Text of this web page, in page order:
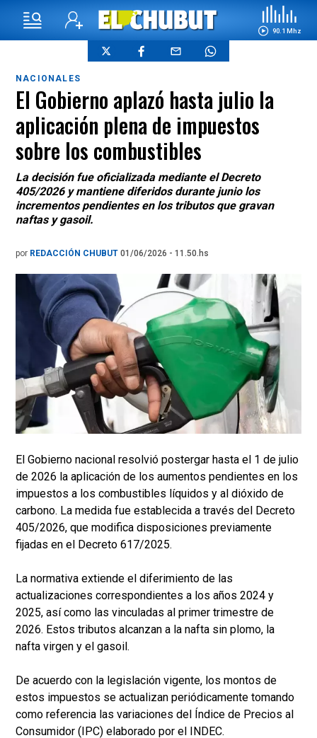
90.1 Mhz
NACIONALES
El Gobierno aplazó hasta julio la
aplicación plena de impuestos
sobre los combustibles
La decisión fue oficializada mediante el Decreto
405/2026 y mantiene diferidos durante junio los
incrementos pendientes en los tributos que gravan
naftas y gasoil.
por REDACCIÓN CHUBUT 01/06/2026 - 11.50.hs
El Gobierno nacional resolvió postergar hasta el 1 de julio
de 2026 la aplicación de los aumentos pendientes en los
impuestos a los combustibles líquidos y al dióxido de
carbono. La medida fue establecida a través del Decreto
405/2026, que modifica disposiciones previamente
fijadas en el Decreto 617/2025.
La normativa extiende el diferimiento de las
actualizaciones correspondientes a los años 2024 y
2025, así como las vinculadas al primer trimestre de
2026. Estos tributos alcanzan a la nafta sin plomo, la
nafta virgen y el gasoil.
De acuerdo con la legislación vigente, los montos de
estos impuestos se actualizan periódicamente tomando
como referencia las variaciones del Índice de Precios al
Consumidor (IPC) elaborado por el INDEC.